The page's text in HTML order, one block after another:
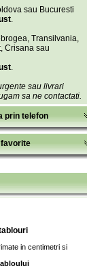
sau Bucuresti
.
Transilvania,
Crisana sau
.
sau livrari
sa ne contactati.
prin telefon
favorite
in centimetri si